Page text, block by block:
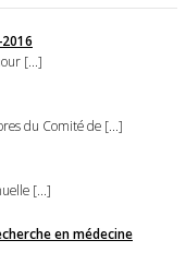
[...]
du Comité de [...]
[...]
en médecine